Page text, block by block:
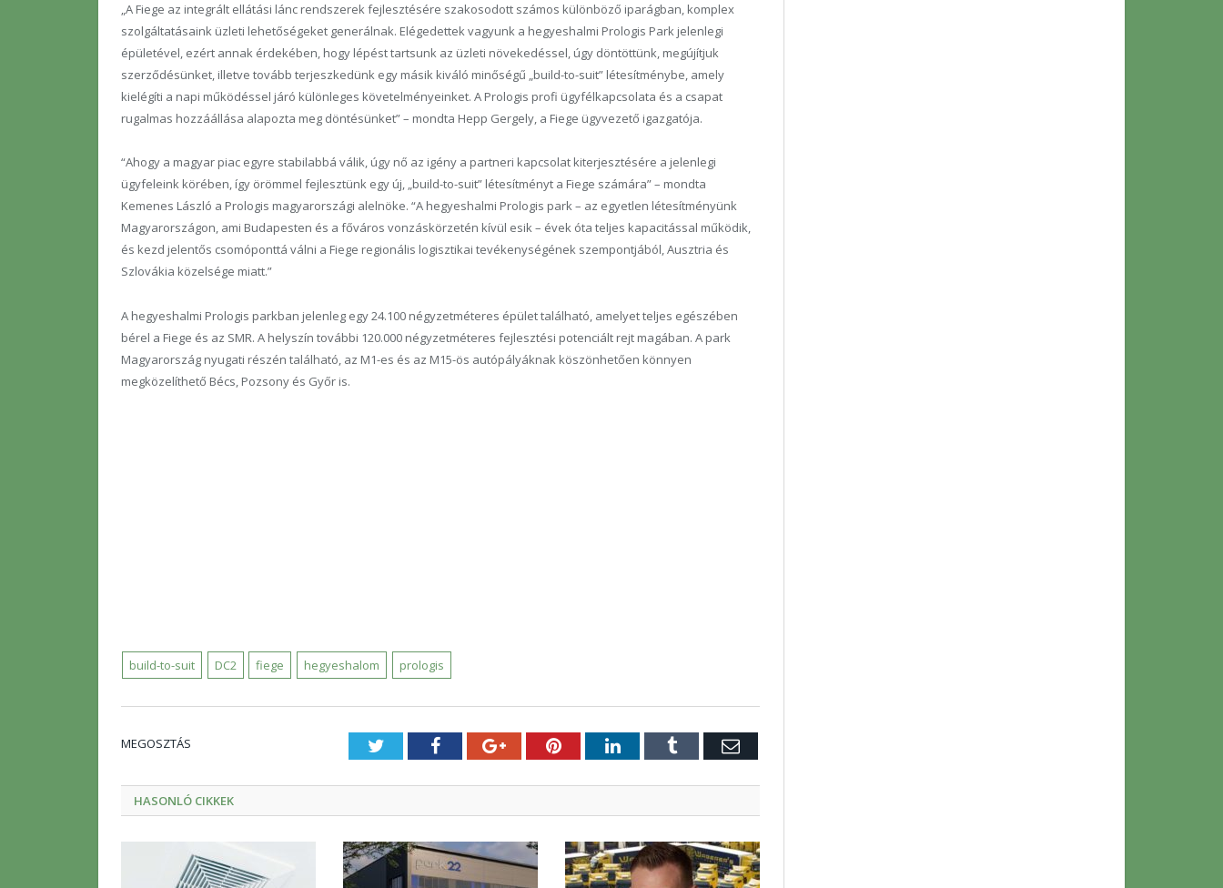
„A Fiege az integrált ellátási lánc rendszerek fejlesztésére szakosodott számos különböző iparágban, komplex
szolgáltatásaink üzleti lehetőségeket generálnak. Elégedettek vagyunk a hegyeshalmi Prologis Park jelenlegi
épületével, ezért annak érdekében, hogy lépést tartsunk az üzleti növekedéssel, úgy döntöttünk, megújítjuk
szerződésünket, illetve tovább terjeszkedünk egy másik kiváló minőségű „build-to-suit” létesítménybe, amely
kielégíti a napi működéssel járó különleges követelményeinket. A Prologis profi ügyfélkapcsolata és a csapat
rugalmas hozzáállása alapozta meg döntésünket” – mondta Hepp Gergely, a Fiege ügyvezető igazgatója.
“Ahogy a magyar piac egyre stabilabbá válik, úgy nő az igény a partneri kapcsolat kiterjesztésére a jelenlegi
ügyfeleink körében, így örömmel fejlesztünk egy új, „build-to-suit” létesítményt a Fiege számára” – mondta
Kemenes László a Prologis magyarországi alelnöke. “A hegyeshalmi Prologis park – az egyetlen létesítményünk
Magyarországon, ami Budapesten és a főváros vonzáskörzetén kívül esik – évek óta teljes kapacitással működik,
és kezd jelentős csomóponttá válni a Fiege regionális logisztikai tevékenységének szempontjából, Ausztria és
Szlovákia közelsége miatt.”
A hegyeshalmi Prologis parkban jelenleg egy 24.100 négyzetméteres épület található, amelyet teljes egészében
bérel a Fiege és az SMR. A helyszín további 120.000 négyzetméteres fejlesztési potenciált rejt magában. A park
Magyarország nyugati részén található, az M1-es és az M15-ös autópályáknak köszönhetően könnyen
megközelíthető Bécs, Pozsony és Győr is.
build-to-suit DC2 fiege hegyeshalom prologis
MEGOSZTÁS TwitterFacebookGoogle+PinterestLinkedInTumblr E-
HASONLÓ CIKKEK